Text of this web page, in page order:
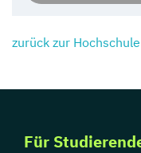
zurück zur Hochschule
Für